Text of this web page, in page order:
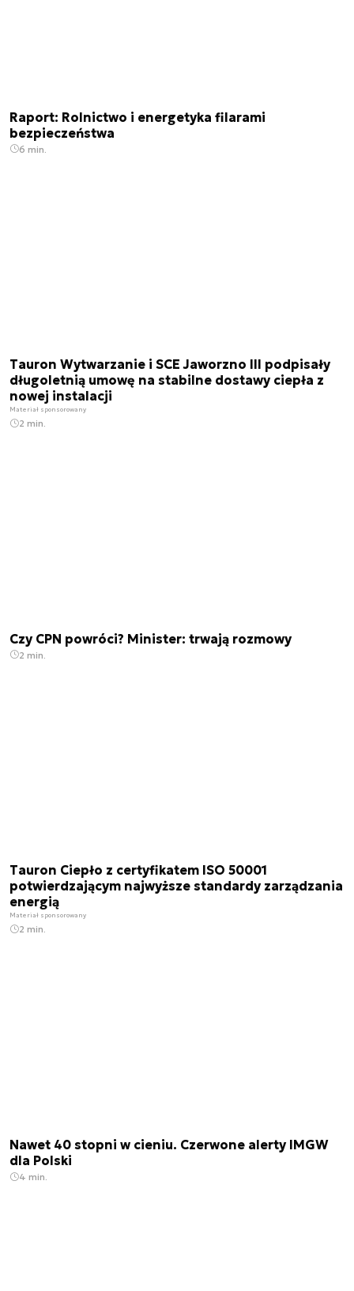
Raport: Rolnictwo i energetyka filarami
bezpieczeństwa
6 min.
Tauron Wytwarzanie i SCE Jaworzno III podpisały
długoletnią umowę na stabilne dostawy ciepła z
nowej instalacji
Materiał sponsorowany
2 min.
Czy CPN powróci? Minister: trwają rozmowy
2 min.
Tauron Ciepło z certyfikatem ISO 50001
potwierdzającym najwyższe standardy zarządzania
energią
Materiał sponsorowany
2 min.
Nawet 40 stopni w cieniu. Czerwone alerty IMGW
dla Polski
4 min.